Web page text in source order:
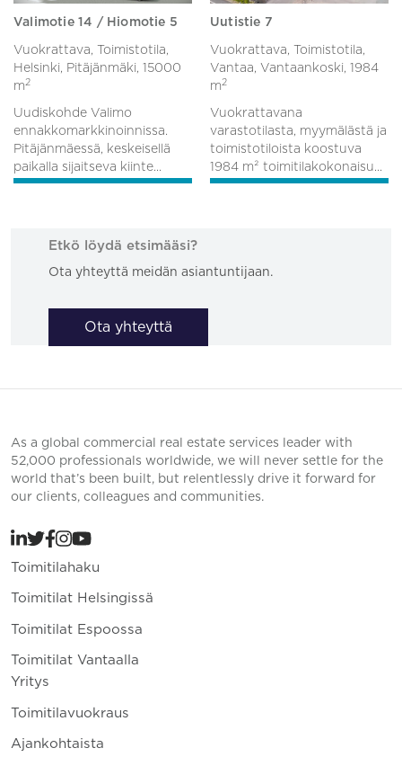
Valimotie 14 / Hiomotie 5
Vuokrattava, Toimistotila,
Helsinki, Pitäjänmäki, 15000
m 2
Uudiskohde Valimo
ennakkomarkkinoinnissa.
Pitäjänmäessä, keskeisellä
paikalla sijaitseva kiinte...
Uutistie 7
Vuokrattava, Toimistotila,
Vantaa, Vantaankoski, 1984
m 2
Vuokrattavana
varastotilasta, myymälästä ja
toimistotiloista koostuva
1984 m² toimitilakokonaisu...
Etkö löydä etsimääsi?
Ota yhteyttä meidän asiantuntijaan.
Ota yhteyttä
As a global commercial real estate services leader with
52,000 professionals worldwide, we will never settle for the
world that’s been built, but relentlessly drive it forward for
our clients, colleagues and communities.
Toimitilahaku
Toimitilat Helsingissä
Toimitilat Espoossa
Toimitilat Vantaalla
Yritys
Toimitilavuokraus
Ajankohtaista